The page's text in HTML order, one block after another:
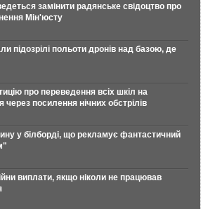
замінити радянське свідоцтво про
Мін'юсту
підозрілі польоти дронів над базою, де
про переведення всіх шкіл на
через посилення нічних обстрілів
у білборді, що рекламує фантастичний
виплати, якщо ніколи не працював